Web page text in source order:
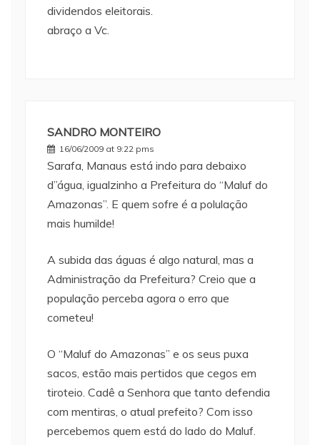
dividendos eleitorais.
abraço a Vc.
SANDRO MONTEIRO
16/06/2009 at 9:22 pms
Sarafa, Manaus está indo para debaixo
d”água, igualzinho a Prefeitura do “Maluf do
Amazonas”. E quem sofre é a polulação
mais humilde!
A subida das águas é algo natural, mas a
Administração da Prefeitura? Creio que a
população perceba agora o erro que
cometeu!
O “Maluf do Amazonas” e os seus puxa
sacos, estão mais pertidos que cegos em
tiroteio. Cadê a Senhora que tanto defendia
com mentiras, o atual prefeito? Com isso
percebemos quem está do lado do Maluf.